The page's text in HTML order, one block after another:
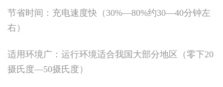
节省时间：充电速度快（30%—80%约30—40分钟左
右）
适用环境广：运行环境适合我国大部分地区（零下20
摄氏度—50摄氏度）